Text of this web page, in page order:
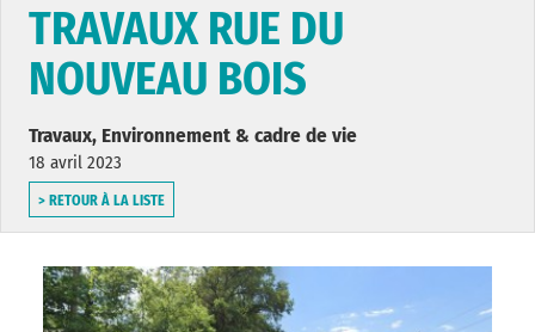
TRAVAUX RUE DU
NOUVEAU BOIS
Travaux, Environnement & cadre de vie
18 avril 2023
> RETOUR À LA LISTE